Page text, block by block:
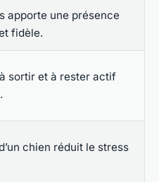
apporte une présence
fidèle.
sortir et à rester actif
chien réduit le stress